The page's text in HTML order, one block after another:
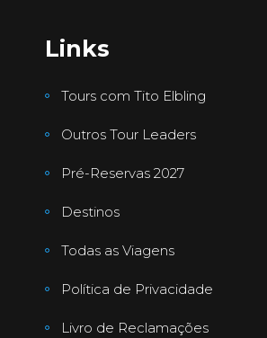
Links
Tours com Tito Elbling
Outros Tour Leaders
Pré-Reservas 2027
Destinos
Todas as Viagens
Política de Privacidade
Livro de Reclamações